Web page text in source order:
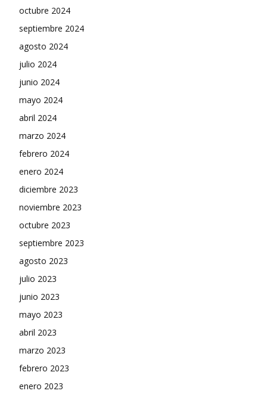
octubre 2024
septiembre 2024
agosto 2024
julio 2024
junio 2024
mayo 2024
abril 2024
marzo 2024
febrero 2024
enero 2024
diciembre 2023
noviembre 2023
octubre 2023
septiembre 2023
agosto 2023
julio 2023
junio 2023
mayo 2023
abril 2023
marzo 2023
febrero 2023
enero 2023